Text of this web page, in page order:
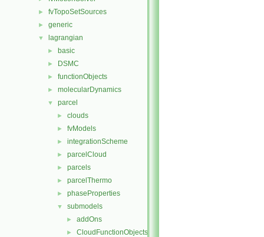
► fvTopoSetSources
► generic
▼ lagrangian
► basic
► DSMC
► functionObjects
► molecularDynamics
▼ parcel
► clouds
► fvModels
► integrationScheme
► parcelCloud
► parcels
► parcelThermo
► phaseProperties
▼ submodels
► addOns
► CloudFunctionObjects